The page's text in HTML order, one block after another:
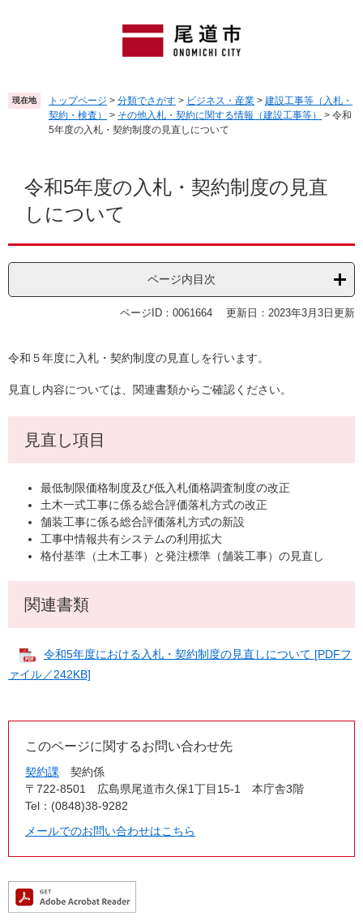
頭
で
飛
ば
現在地 トップページ > 分類でさがす > ビジネス・産業 > 建設工事等（入札・
契約・検査）
> その他入札・契約に関する情報（建設工事等） > 令和
5年度の入札・契約制度の見直しについて
令和5年度の入札・契約制度の見直
しについて
ページ内目次
ページID：0061664 更新日：2023年3月3日更新
令和５年度に入札・契約制度の見直しを行います。
見直し内容については、関連書類からご確認ください。
見直し項目
最低制限価格制度及び低入札価格調査制度の改正
土木一式工事に係る総合評価落札方式の改正
舗装工事に係る総合評価落札方式の新設
工事中情報共有システムの利用拡大
格付基準（土木工事）と発注標準（舗装工事）の見直し
関連書類
令和5年度における入札・契約制度の見直しについて [PDFフ
ァイル／242KB]
このページに関するお問い合わせ先
契約課
契約係
〒722-8501
広島県尾道市久保1丁目15-1 本庁舎3階
Tel：(0848)38-9282
メールでのお問い合わせはこちら